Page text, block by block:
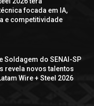
focada em IA,
e competitividade
Soldagem do SENAI-SP
revela novos talentos
Wire + Steel 2026